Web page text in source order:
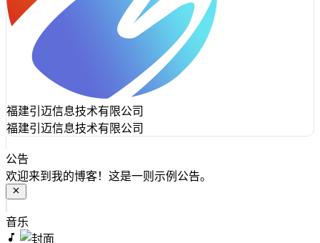
福建引迈信息技术有限公司
福建引迈信息技术有限公司
公告
欢迎来到我的博客！这是一则示例公告。
音乐